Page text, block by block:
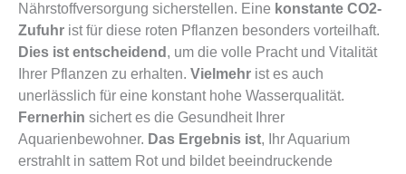
Nährstoffversorgung sicherstellen. Eine konstante CO2-
Zufuhr ist für diese roten Pflanzen besonders vorteilhaft.
Dies ist entscheidend , um die volle Pracht und Vitalität
Ihrer Pflanzen zu erhalten. Vielmehr ist es auch
unerlässlich für eine konstant hohe Wasserqualität.
Fernerhin sichert es die Gesundheit Ihrer
Aquarienbewohner. Das Ergebnis ist, Ihr Aquarium
erstrahlt in sattem Rot und bildet beeindruckende